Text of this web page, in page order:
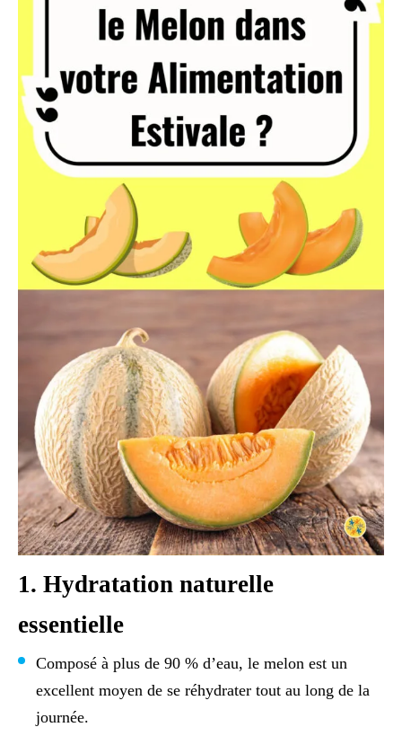
1. Hydratation naturelle
essentielle
Composé à plus de 90 % d’eau, le melon est un
excellent moyen de se réhydrater tout au long de la
journée.